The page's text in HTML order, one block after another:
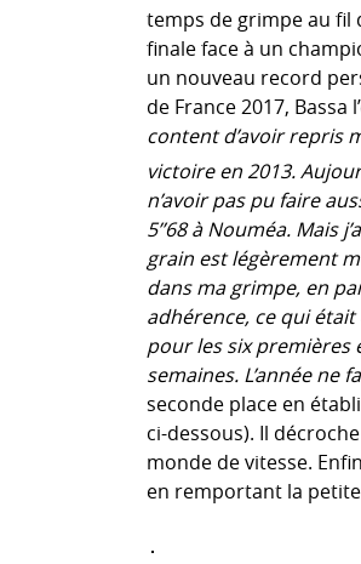
temps de grimpe au fil
finale face à un
un nouveau record
de France 2017, Bassa
content d’avoir repris
victoire en 2013.
n’avoir pas pu faire
5’’68 à Nouméa. Mais
grain est légèrement
dans ma grimpe, en
adhérence, ce qui
pour les six premières
semaines. L’année ne
seconde place en
ci-dessous). Il
monde de vitesse.
en remportant la